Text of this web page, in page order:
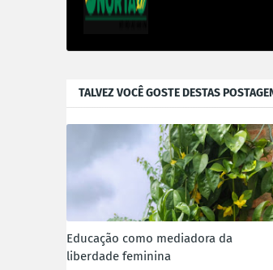
TALVEZ VOCÊ GOSTE DESTAS
Educação como mediadora da
liberdade feminina